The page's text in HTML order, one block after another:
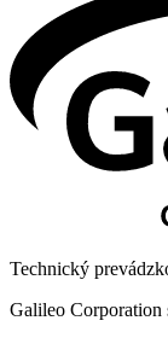
Technický
Galileo Corporation